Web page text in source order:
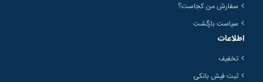
سفارش من کجاست؟
سیاست بازگشت
اطلاعات
تخفیف
ثبت فیش بانکی